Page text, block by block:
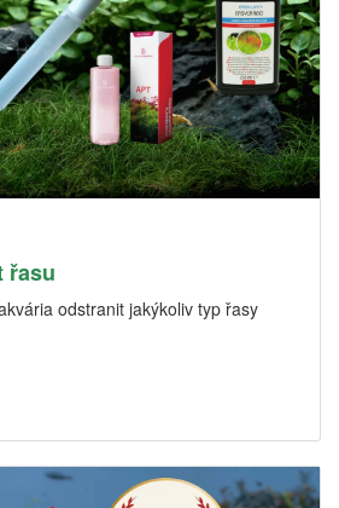
řasu
odstranit jakýkoliv typ řasy